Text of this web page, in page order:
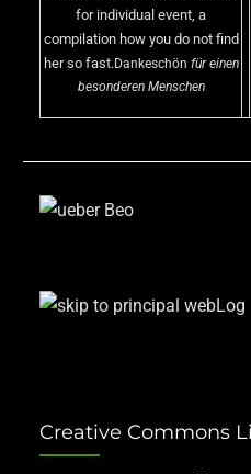
for individual event, a
compilation how you do not find
her so fast.Dankeschön für einen
besonderen Menschen
Creative Commons